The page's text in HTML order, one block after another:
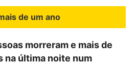
de um ano
morreram e mais de
na última noite num